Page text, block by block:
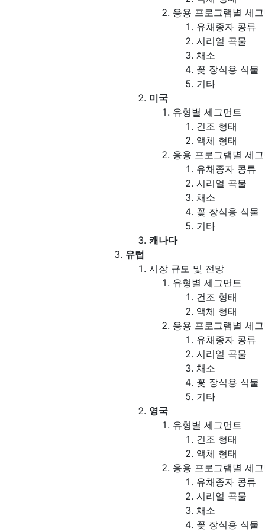
응용 프로그램별 세
유채종자 콩류
시리얼 곡물
채소
꽃 장식용 식물
기타
미국
유형별 세그먼트
건조 형태
액체 형태
응용 프로그램별 세
유채종자 콩류
시리얼 곡물
채소
꽃 장식용 식물
기타
캐나다
유럽
시장 규모 및 전망
유형별 세그먼트
건조 형태
액체 형태
응용 프로그램별 세
유채종자 콩류
시리얼 곡물
채소
꽃 장식용 식물
기타
영국
유형별 세그먼트
건조 형태
액체 형태
응용 프로그램별 세
유채종자 콩류
시리얼 곡물
채소
꽃 장식용 식물